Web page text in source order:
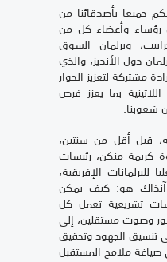
جميعا بأصدقائنا من
من رؤساء وأعضاء كل من
وبرلمان السوق
دول الأنديز، والذي
مشتركة لتعزيز الحوار
اللاتينية بما يعزز فرص
شعوبنا.
قبل أقل من سنتين،
كريمة منكن، رئيسات
الإفريقية،
هو: كيف يمكن
تشريعية تعمل كل
وصوت مستقلين، إلى
تنسيق الجهود وتحقيق
صياغة ملامح المستقبل